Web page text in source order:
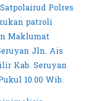
Polres
patroli
Maklumat
Jln. Ais
Kab. Seruyan
10.00 Wib.